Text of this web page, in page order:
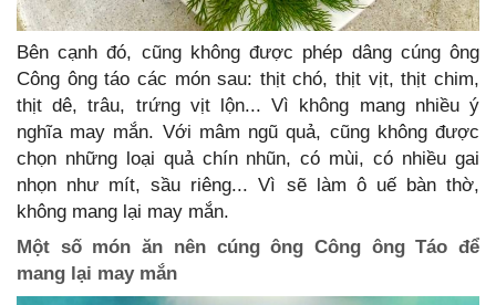
Bên cạnh đó, cũng không được phép dâng cúng ông
Công ông táo các món sau: thịt chó, thịt vịt, thịt chim,
thịt dê, trâu, trứng vịt lộn... Vì không mang nhiều ý
nghĩa may mắn. Với mâm ngũ quả, cũng không được
chọn những loại quả chín nhũn, có mùi, có nhiều gai
nhọn như mít, sầu riêng... Vì sẽ làm ô uế bàn thờ,
không mang lại may mắn.
Một số món ăn nên cúng ông Công ông Táo để
mang lại may mắn